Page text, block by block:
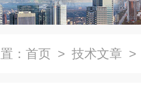
： 首页 > 技术文章 >